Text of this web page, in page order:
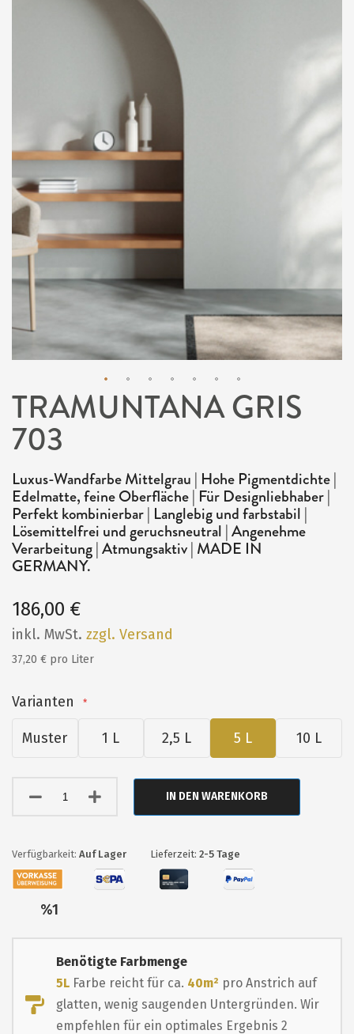
Zum
Anfang
der
Bildergalerie
springen
TRAMUNTANA GRIS
703
Luxus-Wandfarbe Mittelgrau | Hohe Pigmentdichte |
Edelmatte, feine Oberfläche | Für Designliebhaber |
Perfekt kombinierbar | Langlebig und farbstabil |
Lösemittelfrei und geruchsneutral | Angenehme
Verarbeitung | Atmungsaktiv | MADE IN
GERMANY.
186,00 €
inkl. MwSt. zzgl. Versand
37,20 € pro Liter
Varianten
Muster 1 L 2,5 L 5 L 10 L
IN DEN WARENKORB
Auf Lager Lieferzeit: 2-5 Tage
%1
Benötigte Farbmenge
5L Farbe reicht für ca. 40m² pro Anstrich auf
glatten, wenig saugenden Untergründen. Wir
empfehlen für ein optimales Ergebnis 2